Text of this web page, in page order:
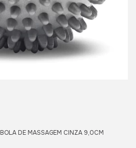
BOLA DE MASSAGEM CINZA 9,0CM